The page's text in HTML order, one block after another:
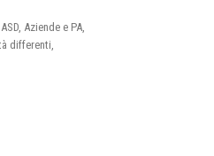
Aziende e PA,
differenti,